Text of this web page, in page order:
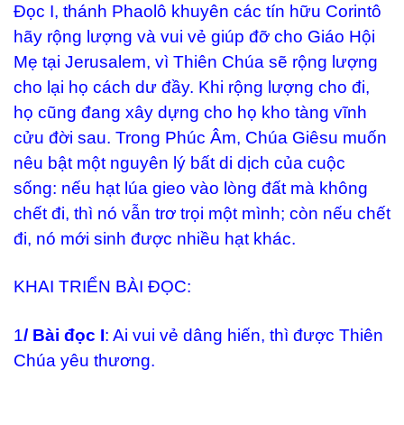
Đọc I, thánh Phaolô khuyên các tín hữu Corintô
hãy rộng lượng và vui vẻ giúp đỡ cho Giáo Hội
Mẹ tại Jerusalem, vì Thiên Chúa sẽ rộng lượng
cho lại họ cách dư đầy. Khi rộng lượng cho đi,
họ cũng đang xây dựng cho họ kho tàng vĩnh
cửu đời sau. Trong Phúc Âm, Chúa Giêsu muốn
nêu bật một nguyên lý bất di dịch của cuộc
sống: nếu hạt lúa gieo vào lòng đất mà không
chết đi, thì nó vẫn trơ trọi một mình; còn nếu chết
đi, nó mới sinh được nhiều hạt khác.
KHAI TRIỂN BÀI ĐỌC:
1/ Bài đọc I: Ai vui vẻ dâng hiến, thì được Thiên
Chúa yêu thương.